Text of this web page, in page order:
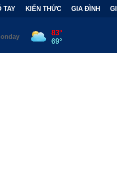
TAY KIẾN THỨC GIA ĐÌNH